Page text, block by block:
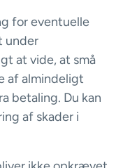
for eventuelle
under
at vide, at små
af almindeligt
betaling. Du kan
af skader i